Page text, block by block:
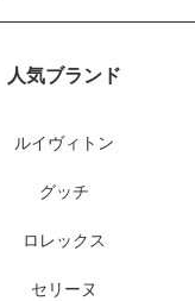
人気ブランド
ルイヴィトン
グッチ
ロレックス
セリーヌ